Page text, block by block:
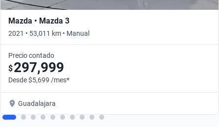
Mazda • Mazda 3
2021 • 53,011 km • Manual
Precio contado
$297,999
Desde $5,699 /mes*
Guadalajara